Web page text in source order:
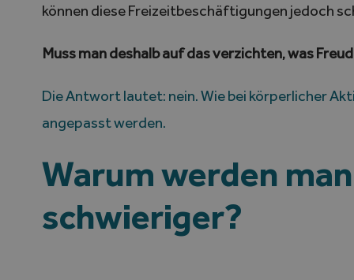
können diese Freizeitbeschäftigungen jedoch
Muss man deshalb auf das verzichten, was
Die Antwort lautet: nein. Wie bei körperlicher
angepasst werden.
Warum werden
schwieriger?